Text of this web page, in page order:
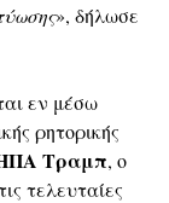
», δήλωσε
εν μέσω
ρητορικής
Τραμπ, ο
τελευταίες